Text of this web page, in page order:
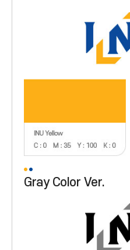
콘
Gray Color Ver.